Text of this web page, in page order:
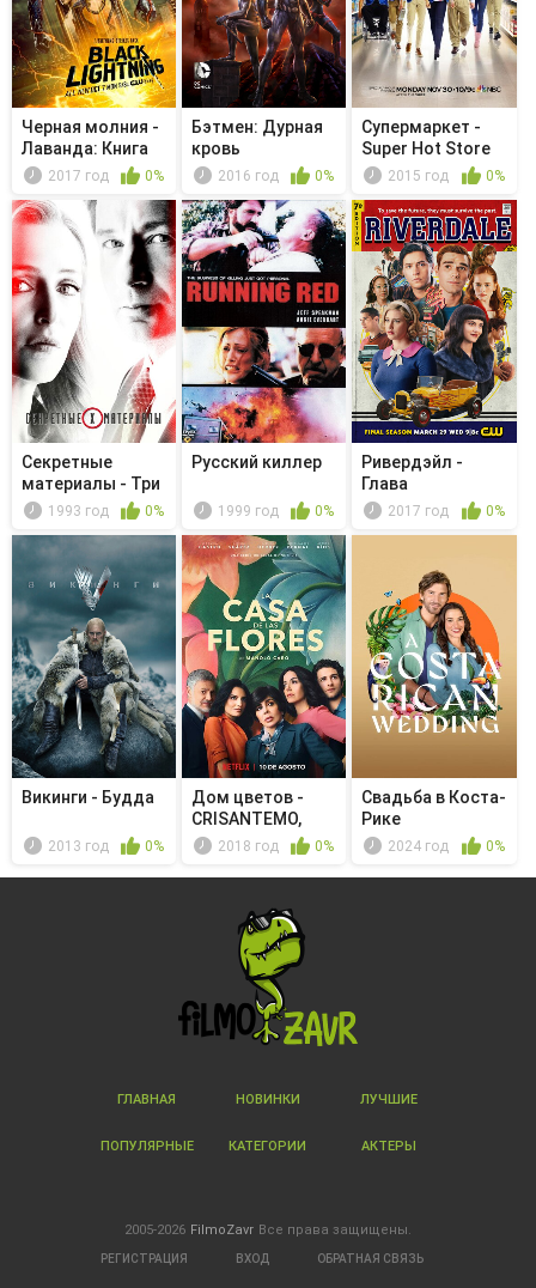
Черная молния -
Лаванда: Книга
Надежды
2017 год 0%
Бэтмен: Дурная
кровь
2016 год 0%
Супермаркет -
Super Hot Store
2015 год 0%
Секретные
материалы - Три
слова1993 год 0%
Русский киллер
1999 год 0%
Ривердэйл -
Глава
шестьдесят
2017 год 0%
Викинги - Будда
2013 год 0%
Дом цветов -
CRISANTEMO,
(Símb. dolor)
2018 год 0%
Свадьба в Коста-
Рике
2024 год 0%
ГЛАВНАЯ НОВИНКИ ЛУЧШИЕ
ПОПУЛЯРНЫЕ КАТЕГОРИИ АКТЕРЫ
2005-2026 FilmoZavr Все права защищены.
РЕГИСТРАЦИЯ ВХОД ОБРАТНАЯ СВЯЗЬ